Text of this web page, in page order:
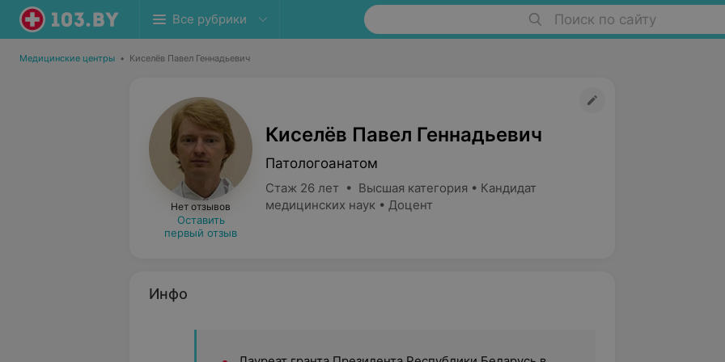
Все рубрики Поиск по сайту
Медицинские центры • Киселёв Павел Геннадьевич
Нет отзывов
Оставить
первый отзыв
Киселёв Павел Геннадьевич
Патологоанатом
Стаж 26 лет • Высшая категория • Кандидат
медицинских наук • Доцент
Инфо